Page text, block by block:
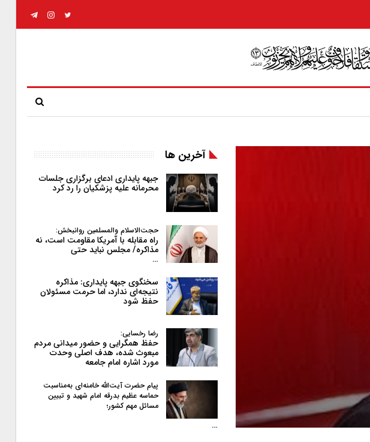
آخرین ها
جبهه پایداری ادعای برگزاری جلسات
محرمانه علیه پزشکیان را رد کرد
حجت‌الاسلام والمسلمین روانبخش:
راه مقابله با آمریکا مقاومت است، نه
مذاکره/ مجلس نباید حتی
…
سخنگوی جبهه پایداری: مذاکره
نتیجه‌ای ندارد، اما حرمت مسئولان
حفظ شود
رضا رخسایی:
حفظ همگرایی و حضور میدانی مردم
مبعوث شده، هدف اصلی وحدت
مورد اشاره امام جامعه
پیام حضرت آیت‌الله خامنه‌ای به‌مناسبت
حماسه عظیم بدرقه امام شهید و تبیین
مسائل مهم کشور؛
…